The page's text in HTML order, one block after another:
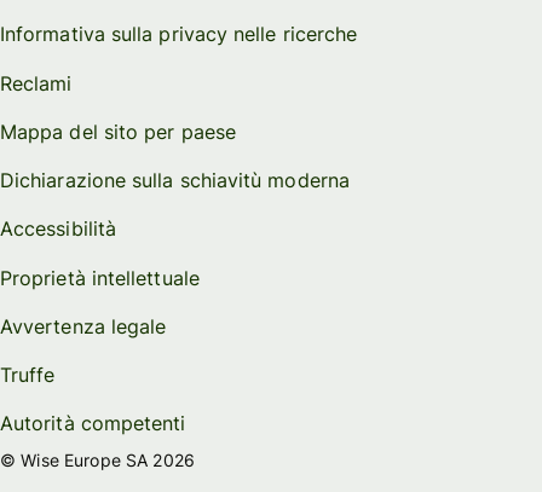
Informativa sulla privacy nelle ricerche
Reclami
Mappa del sito per paese
Dichiarazione sulla schiavitù moderna
Accessibilità
Proprietà intellettuale
Avvertenza legale
Truffe
Autorità competenti
© Wise Europe SA 2026